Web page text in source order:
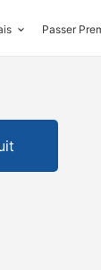
Passer